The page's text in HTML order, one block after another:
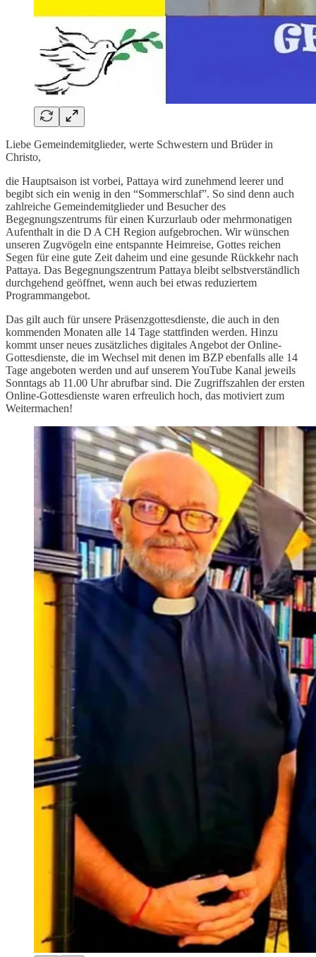
Liebe Gemeindemitglieder, werte Schwestern und Brüder in
Christo,
die Hauptsaison ist vorbei, Pattaya wird zunehmend leerer und
begibt sich ein wenig in den “Sommerschlaf”. So sind denn auch
zahlreiche Gemeindemitglieder und Besucher des
Begegnungszentrums für einen Kurzurlaub oder mehrmonatigen
Aufenthalt in die D A CH Region aufgebrochen. Wir wünschen
unseren Zugvögeln eine entspannte Heimreise, Gottes reichen
Segen für eine gute Zeit daheim und eine gesunde Rückkehr nach
Pattaya. Das Begegnungszentrum Pattaya bleibt selbstverständlich
durchgehend geöffnet, wenn auch bei etwas reduziertem
Programmangebot.
Das gilt auch für unsere Präsenzgottesdienste, die auch in den
kommenden Monaten alle 14 Tage stattfinden werden. Hinzu
kommt unser neues zusätzliches digitales Angebot der Online-
Gottesdienste, die im Wechsel mit denen im BZP ebenfalls alle 14
Tage angeboten werden und auf unserem YouTube Kanal jeweils
Sonntags ab 11.00 Uhr abrufbar sind. Die Zugriffszahlen der ersten
Online-Gottesdienste waren erfreulich hoch, das motiviert zum
Weitermachen!